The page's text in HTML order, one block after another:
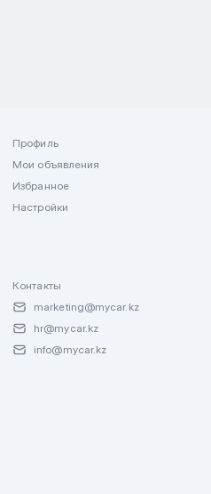
Профиль
Мои объявления
Избранное
Настройки
Контакты
marketing@mycar.kz
hr@mycar.kz
info@mycar.kz